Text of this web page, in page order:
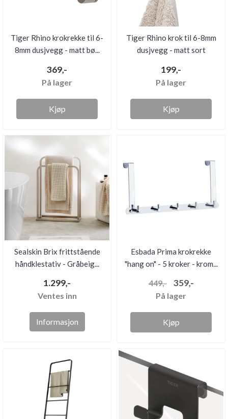
Tiger Rhino krokrekke til 6-
8mm dusjvegg - matt bø...
369,-
På lager
Kjøp
Tiger Rhino krok til 6-8mm
dusjvegg - matt sort
199,-
På lager
Kjøp
Sealskin Brix frittstående
håndklestativ - Gråbeig...
1.299,-
Ventes inn
Informasjon
Esbada Prima krokrekke
"hang on" - 5 kroker - krom...
449,- 359,-
På lager
Kjøp